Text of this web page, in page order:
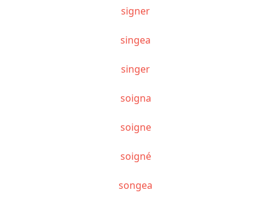
signer
singea
singer
soigna
soigne
soigné
songea